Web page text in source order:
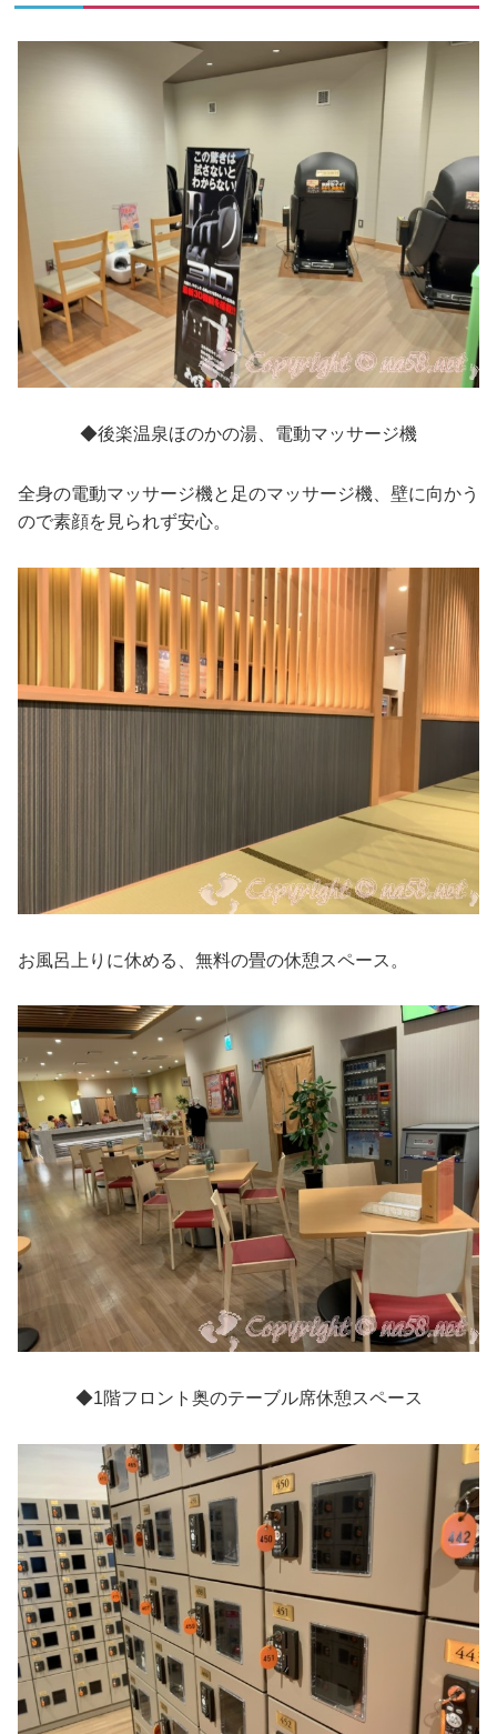
◆後楽温泉ほのかの湯、電動マッサージ機
全身の電動マッサージ機と足のマッサージ機、壁に向かう
ので素顔を見られず安心。
お風呂上りに休める、無料の畳の休憩スペース。
◆1階フロント奥のテーブル席休憩スペース